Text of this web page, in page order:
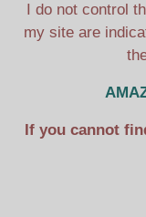
I do not control
my site are
If you cannot